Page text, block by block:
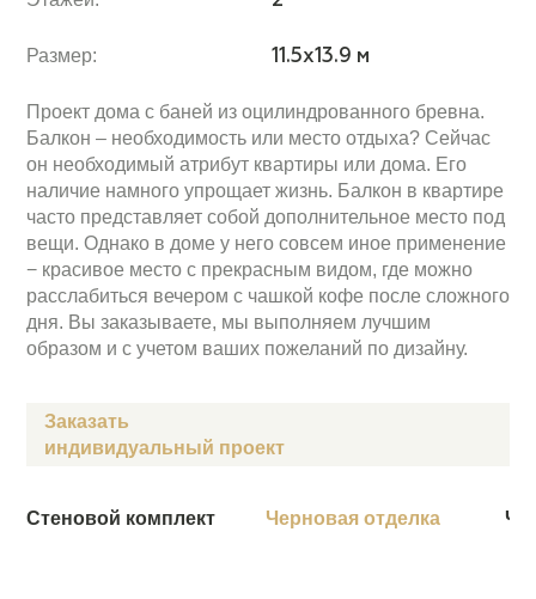
Размер: 11.5x13.9 м
Проект дома с баней из оцилиндрованного бревна.
Балкон – необходимость или место отдыха? Сейчас
он необходимый атрибут квартиры или дома. Его
наличие намного упрощает жизнь. Балкон в квартире
часто представляет собой дополнительное место под
вещи. Однако в доме у него совсем иное применение
− красивое место с прекрасным видом, где можно
расслабиться вечером с чашкой кофе после сложного
дня. Вы заказываете, мы выполняем лучшим
образом и с учетом ваших пожеланий по дизайну.
Заказать
индивидуальный проект
Стеновой комплект Черновая отделка